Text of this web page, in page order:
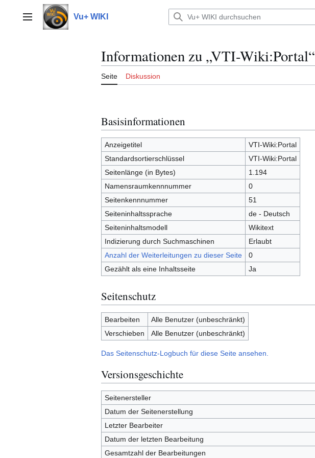
springenHauptmenü Vu+ WIKI
Informationen zu „VTI-Wiki:Portal“
Seite Diskussion
Basisinformationen
Anzeigetitel
VTI-Wiki:Portal
Standardsortierschlüssel
VTI-Wiki:Portal
Seitenlänge (in Bytes)
1.194
Namensraumkennnummer
0
Seitenkennnummer
51
Seiteninhaltssprache
de - Deutsch
Seiteninhaltsmodell
Wikitext
Indizierung durch Suchmaschinen
Erlaubt
Anzahl der Weiterleitungen zu dieser Seite
0
Gezählt als eine Inhaltsseite
Ja
Seitenschutz
Bearbeiten
Alle Benutzer (unbeschränkt)
Verschieben
Alle Benutzer (unbeschränkt)
Das Seitenschutz-Logbuch für diese Seite ansehen.
Versionsgeschichte
Seitenersteller
Datum der Seitenerstellung
Letzter Bearbeiter
Datum der letzten Bearbeitung
Gesamtzahl der Bearbeitungen